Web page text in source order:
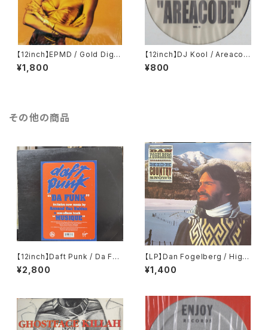
【12inch】EPMD / Gold Digg
er
¥1,800
【12inch】DJ Kool / Areacod
e
¥800
その他の商品
【12inch】Daft Punk / Da Fun
k
¥2,800
【LP】Dan Fogelberg / High
Country Snows
¥1,400